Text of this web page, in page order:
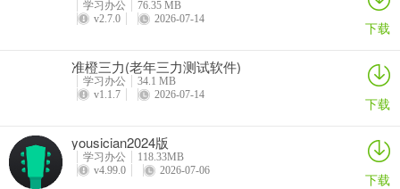
学习办公
76.35 MB
v2.7.0
2026-07-14 下载
准橙三力(老年三力测试软件)
学习办公
34.1 MB
v1.1.7
2026-07-14 下载
yousician2024版
学习办公
118.33MB
v4.99.0
2026-07-06 下载